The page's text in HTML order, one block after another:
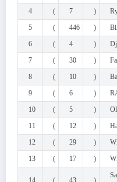
4
( 7 )
5
( 446 )
6
( 4 )
7
( 30 )
8
( 10 )
9
( 6 )
10
( 5 )
11
( 12 )
12
( 29 )
13
( 17 )